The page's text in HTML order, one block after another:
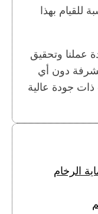
للقيام بهذا
عملنا وتحقيق
دون أي
جودة عالية
الرخام